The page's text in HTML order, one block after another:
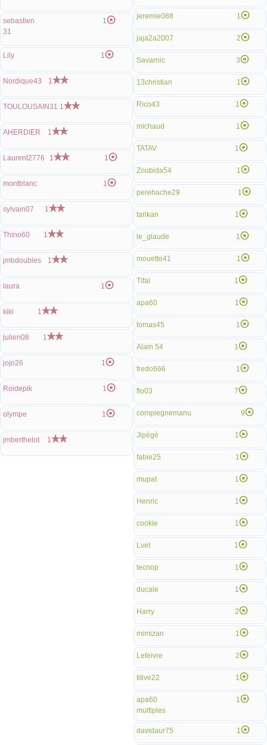
sebastien
31
1
Lily 1
Nordique43 1
TOULOUSAIN31 1
AHERDIER 1
Laurent2776 1 1
montblanc 1
sylvain07 1
Thino60 1
jmbdoubles 1
laura 1
kiki 1
julien08 1
jojo26 1
Roidepik 1
olympe 1
jmberthelot 1
jeremie088 1
jaja2a2007 2
Savarnic 3
13christian 1
Rico43 1
michaud 1
TATAV 1
Zoubida54 1
perehache29 1
tarikan 1
le_glaude 1
mouette41 1
Tifai 1
apa60 1
tomas45 1
Alain 54 1
fredo666 1
flo03 7
compiegnemanu 9
Jipégé 1
fabie25 1
mupat 1
Henric 1
cookie 1
Lvet 1
tecnop 1
ducale 1
Harry 2
mimizan 1
Lefeivre 2
titive22 1
apa60
multiples
1
davidaur75 1